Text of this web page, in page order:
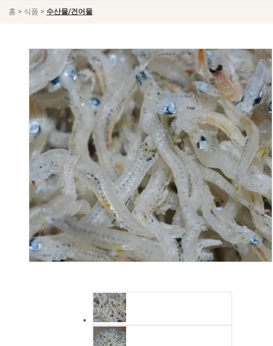
홈 > 식품 > 수산물/건어물